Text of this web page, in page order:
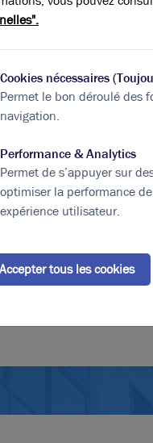
que les informations
demande et de la relation
Cookies nécessaires
Permet le bon déroulé des
navigation.
Performance & Analytics
Permet de s’appuyer sur
optimiser la performance
expérience utilisateur.
Accepter tous les cookies